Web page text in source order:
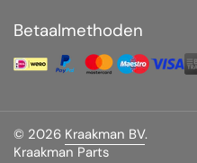
Betaalmethoden
© 2026 Kraakman BV.
Kraakman Parts